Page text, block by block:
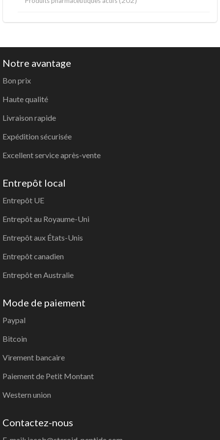
Notre avantage
Bon prix
Haute qualité
Livraison rapide
Expédition sécurisée
Excellent service après-vente
Entrepôt local
Entrepôt UE
Entrepôt au Royaume-Uni
Entrepôt aux États-Unis
Entrepôt canadien
Entrepôt en Australie
Mode de paiement
Paypal
Bitcoin
Virement bancaire
Paiement de Petit Montant
Western union
Contactez-nous